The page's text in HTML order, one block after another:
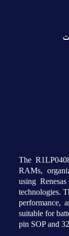
The
RAMs,
using
technologies.
performance,
suitable for
pin SOP and